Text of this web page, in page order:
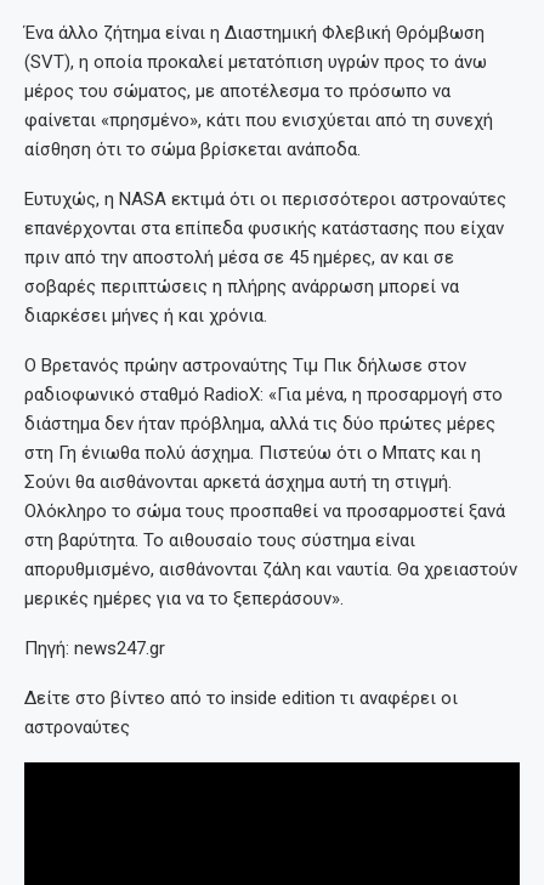
Ένα άλλο ζήτημα είναι η Διαστημική Φλεβική Θρόμβωση
(SVT), η οποία προκαλεί μετατόπιση υγρών προς το άνω
μέρος του σώματος, με αποτέλεσμα το πρόσωπο να
φαίνεται «πρησμένο», κάτι που ενισχύεται από τη συνεχή
αίσθηση ότι το σώμα βρίσκεται ανάποδα.
Ευτυχώς, η NASA εκτιμά ότι οι περισσότεροι αστροναύτες
επανέρχονται στα επίπεδα φυσικής κατάστασης που είχαν
πριν από την αποστολή μέσα σε 45 ημέρες, αν και σε
σοβαρές περιπτώσεις η πλήρης ανάρρωση μπορεί να
διαρκέσει μήνες ή και χρόνια.
Ο Βρετανός πρώην αστροναύτης Τιμ Πικ δήλωσε στον
ραδιοφωνικό σταθμό RadioX: «Για μένα, η προσαρμογή στο
διάστημα δεν ήταν πρόβλημα, αλλά τις δύο πρώτες μέρες
στη Γη ένιωθα πολύ άσχημα. Πιστεύω ότι ο Μπατς και η
Σούνι θα αισθάνονται αρκετά άσχημα αυτή τη στιγμή.
Ολόκληρο το σώμα τους προσπαθεί να προσαρμοστεί ξανά
στη βαρύτητα. Το αιθουσαίο τους σύστημα είναι
απορυθμισμένο, αισθάνονται ζάλη και ναυτία. Θα χρειαστούν
μερικές ημέρες για να το ξεπεράσουν».
Πηγή: news247.gr
Δείτε στο βίντεο από το inside edition τι αναφέρει οι
αστροναύτες